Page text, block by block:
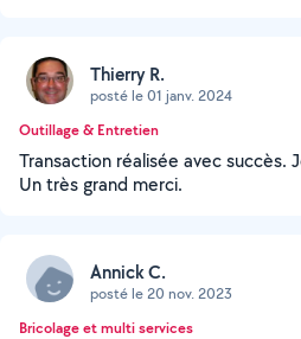
Thierry R.
posté le 01 janv. 2024
Outillage & Entretien
Transaction réalisée avec succès.
Un très grand merci.
Annick C.
posté le 20 nov. 2023
Bricolage et multi services